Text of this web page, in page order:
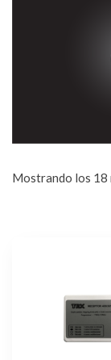
Mostrando los 18